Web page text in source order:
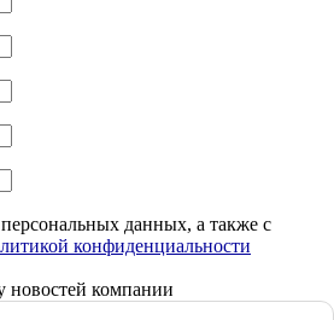
данных, а также с
конфиденциальности
новостей компании